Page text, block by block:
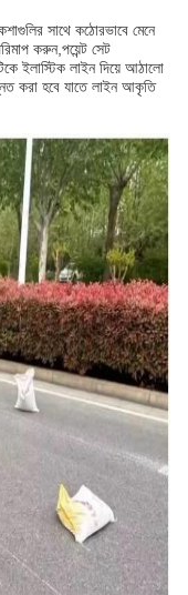
সাথে কঠোরভাবে মেনে
করুন,পয়েন্ট সেট
ইলাস্টিক লাইন দিয়ে আঠালো
করা হবে যাতে লাইন আকৃতি